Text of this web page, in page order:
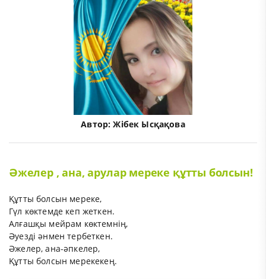
Автор:Жібек Ысқақова
Әжелер , ана, арулар мереке құтты болсын!
Құтты болсын мереке,
Гүл көктемде кеп жеткен.
Алғашқы мейрам көктемнің,
Әуезді әнмен тербеткен.
Әжелер, ана-әпкелер,
Құтты болсын мерекекең.